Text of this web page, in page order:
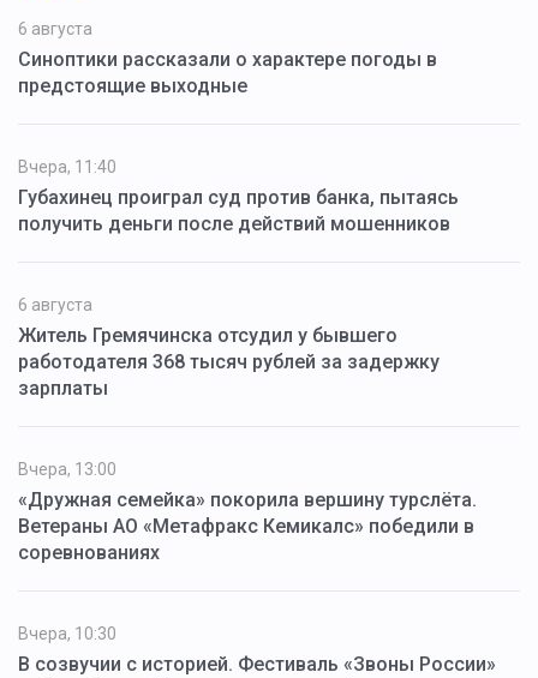
6 августа
Синоптики рассказали о характере погоды в
предстоящие выходные
Вчера, 11:40
Губахинец проиграл суд против банка, пытаясь
получить деньги после действий мошенников
6 августа
Житель Гремячинска отсудил у бывшего
работодателя 368 тысяч рублей за задержку
зарплаты
Вчера, 13:00
«Дружная семейка» покорила вершину турслёта.
Ветераны АО «Метафракс Кемикалс» победили в
соревнованиях
Вчера, 10:30
В созвучии с историей. Фестиваль «Звоны России»